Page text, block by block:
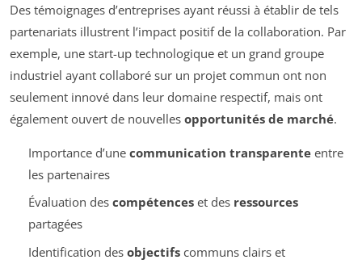
Des témoignages d’entreprises ayant réussi à établir de tels
partenariats illustrent l’impact positif de la collaboration. Par
exemple, une start-up technologique et un grand groupe
industriel ayant collaboré sur un projet commun ont non
seulement innové dans leur domaine respectif, mais ont
également ouvert de nouvelles opportunités de marché.
Importance d’une communication transparenteentre
les partenaires
Évaluation des compétenceset des ressources
partagées
Identification des objectifscommuns clairs et